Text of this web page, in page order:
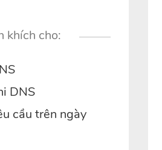
khích cho:
DNS
cầu trên ngày